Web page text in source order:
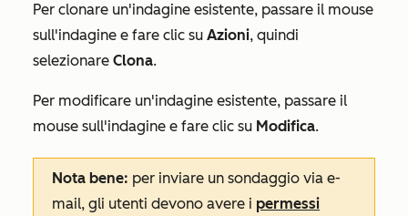
Per clonare un'indagine esistente, passare il mouse
sull'indagine e fare clic su Azioni, quindi
selezionare Clona.
Per modificare un'indagine esistente, passare il
mouse sull'indagine e fare clic su Modifica.
Nota bene: per inviare un sondaggio via e-
mail, gli utenti devono avere i permessi